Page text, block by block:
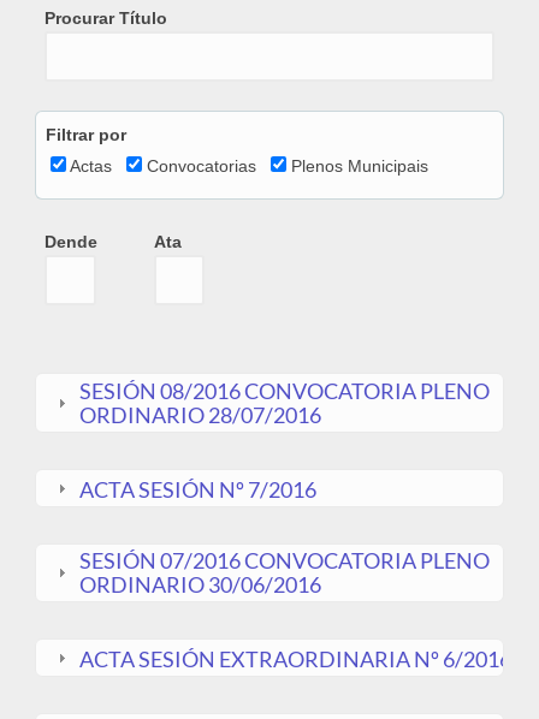
Procurar Título
Filtrar por
Actas
Convocatorias Plenos Municipais
Dende
Ata
SESIÓN 08/2016 CONVOCATORIA PLENO
ORDINARIO 28/07/2016
ACTA SESIÓN Nº 7/2016
SESIÓN 07/2016 CONVOCATORIA PLENO
ORDINARIO 30/06/2016
ACTA SESIÓN EXTRAORDINARIA Nº 6/2016